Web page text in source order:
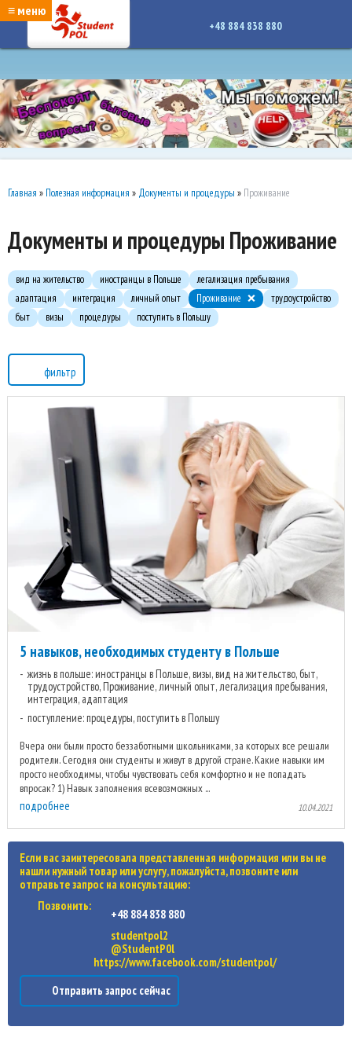
google-site-verification: google7a917c261df1566b.htmlgoogle-site-verification:
google7a917c261df1566b.html
≡ меню
+48 884 838 880
Главная » Полезная информация » Документы и процедуры » Проживание
Документы и процедуры Проживание
вид на жительство иностранцы в Польше
легализация пребывания
адаптация
интеграция личный опыт Проживание
трудоустройство
быт
визы процедуры поступить в Польшу
фильтр
5 навыков, необходимых студенту в Польше
жизнь в польше: иностранцы в Польше, визы, вид на жительство, быт,
трудоустройство, Проживание, личный опыт, легализация пребывания,
интеграция, адаптация
поступление: процедуры, поступить в Польшу
Вчера они были просто беззаботными школьниками, за которых все решали
родители. Сегодня они студенты и живут в другой стране. Какие навыки им
просто необходимы, чтобы чувствовать себя комфортно и не попадать
впросак? 1) Навык заполнения всевозможных ...
подробнее 10.04.2021
Если вас заинтересовала представленная информация или вы не
нашли нужный товар или услугу, пожалуйста, позвоните или
отправьте запрос на консультацию:
Позвонить:
+48 884 838 880
studentpol2
@StudentP0l
https://www.facebook.com/studentpol/
Отправить запрос сейчас